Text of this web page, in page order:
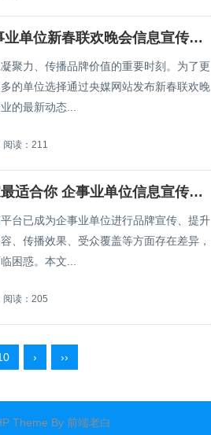
如何在央媒网站上发布信息 企事业单位新春联欢晚会信息宣传投稿（如何在央媒网站上发布企事业单位新春联欢晚会信息宣传投稿）
聚力、传播品牌价值的重要时刻。为了更
的单位选择通过央媒网站发布新春联欢晚
的最新动态...
阅读：211
常见新闻发稿平台大盘点，哪家最适合你 企事业单位信息宣传投稿（常见新闻发稿平台大盘点，哪家最适合你企业宣传投稿？）
台已成为企事业单位进行品牌宣传、提升
、传播效果、受众覆盖等方面存在差异，
困惑。本文...
阅读：205
› ››
Theme By 前端老白